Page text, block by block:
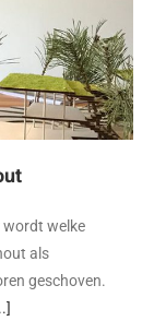
wordt welke
als
geschoven.